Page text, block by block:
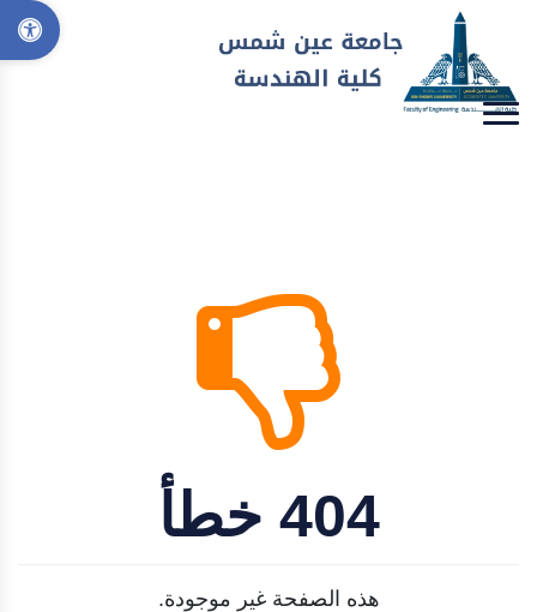
404 خطأ
هذه الصفحة غير موجودة.